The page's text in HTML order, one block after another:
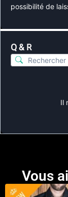
possibilité de
Q & R
Il
Vous